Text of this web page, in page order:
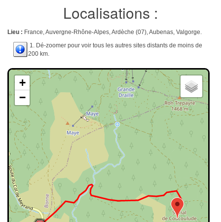
Localisations :
Lieu : France, Auvergne-Rhône-Alpes, Ardèche (07), Aubenas, Valgorge.
1. Dé-zoomer pour voir tous les autres sites distants de moins de
200 km.
+
−